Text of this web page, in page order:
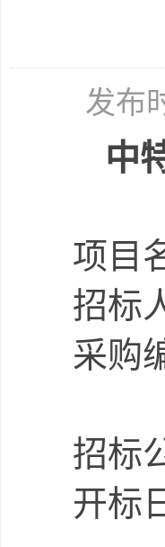
发布
中
项目
招标
采购
招标
开标